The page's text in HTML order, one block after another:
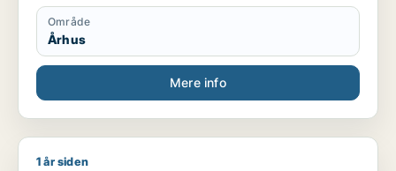
Område
Århus
Mere info
Jeg søger job som hotelmedarbejder
1 år siden